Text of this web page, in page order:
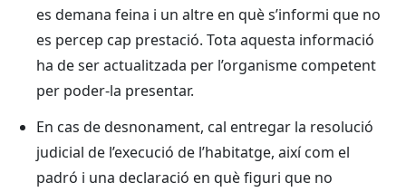
es demana feina i un altre en què s’informi que no
es percep cap prestació. Tota aquesta informació
ha de ser actualitzada per l’organisme competent
per poder-la presentar.
En cas de desnonament, cal entregar la resolució
judicial de l’execució de l’habitatge, així com el
padró i una declaració en què figuri que no